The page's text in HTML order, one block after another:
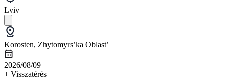
Lviv
Korosten, Zhytomyrs’ka Oblast’
2026/08/09
+ Visszatérés